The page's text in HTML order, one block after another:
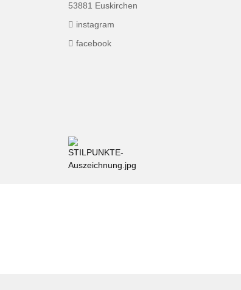
53881 Euskirchen
instagram
facebook